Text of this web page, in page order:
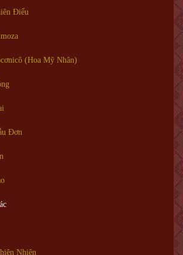
Điểu
(Hoa Mỹ Nhân)
Đơn
Nhiên